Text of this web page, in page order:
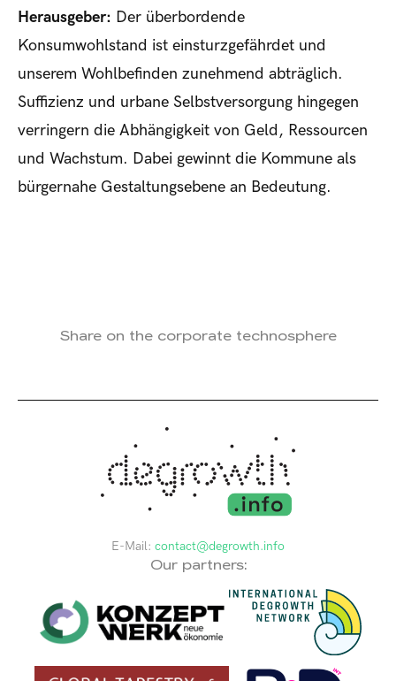
Herausgeber: Der überbordende
Konsumwohlstand ist einsturzgefährdet und
unserem Wohlbefinden zunehmend abträglich.
Suffizienz und urbane Selbstversorgung hingegen
verringern die Abhängigkeit von Geld, Ressourcen
und Wachstum. Dabei gewinnt die Kommune als
bürgernahe Gestaltungsebene an Bedeutung.
Share on the corporate technosphere
E-Mail: contact@degrowth.info
Our partners: